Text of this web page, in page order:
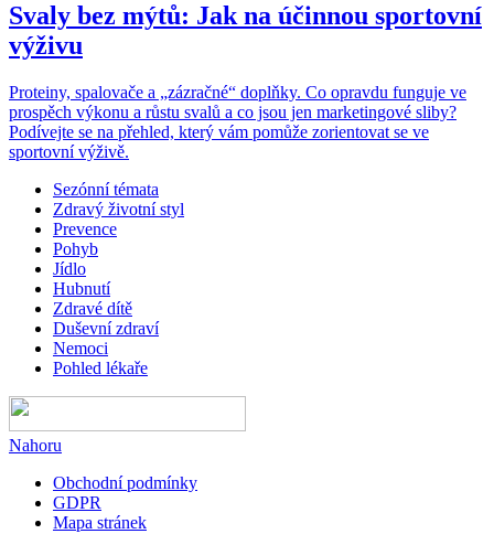
Svaly bez mýtů: Jak na účinnou sportovní
výživu
Proteiny, spalovače a „zázračné“ doplňky. Co opravdu funguje ve
prospěch výkonu a růstu svalů a co jsou jen marketingové sliby?
Podívejte se na přehled, který vám pomůže zorientovat se ve
sportovní výživě.
Sezónní témata
Zdravý životní styl
Prevence
Pohyb
Jídlo
Hubnutí
Zdravé dítě
Duševní zdraví
Nemoci
Pohled lékaře
Nahoru
Obchodní podmínky
GDPR
Mapa stránek